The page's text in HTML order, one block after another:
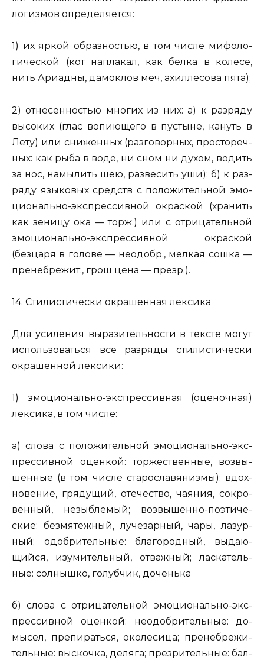
ло­гиз­мов опре­де­ля­ет­ся:
1) их яркой об­раз­но­стью, в том числе ми­фо­ло­
ги­че­ской (кот на­пла­кал, как белка в ко­ле­се,
нить Ари­ад­ны, да­мо­клов меч, ахил­ле­со­ва пята);
2) от­не­сен­но­стью мно­гих из них: а) к раз­ря­ду
вы­со­ких (глас во­пи­ю­ще­го в пу­сты­не, ка­нуть в
Лету) или сни­жен­ных (раз­го­вор­ных, про­сто­реч­
ных: как рыба в воде, ни сном ни духом, во­дить
за нос, на­мы­лить шею, раз­ве­сить уши); б) к раз­
ря­ду язы­ко­вых средств с по­ло­жи­тель­ной эмо­
ци­о­наль­но-экс­прес­сив­ной окрас­кой (хра­нить
как зе­ни­цу ока — торж.) или с от­ри­ца­тель­ной
эмо­ци­о­наль­но-экс­прес­сив­ной окрас­кой
(безцаря в го­ло­ве — не­одобр., мел­кая сошка —
пре­не­бре­жит., грош цена — презр.).
14. Сти­ли­сти­че­ски окра­шен­ная лек­си­ка
Для уси­ле­ния вы­ра­зи­тель­но­сти в тек­сте могут
ис­поль­зо­вать­ся все раз­ря­ды сти­ли­сти­че­ски
окра­шен­ной лек­си­ки:
1) эмо­ци­о­наль­но-экс­прес­сив­ная (оце­ноч­ная)
лек­си­ка, в том числе:
а) слова с по­ло­жи­тель­ной эмо­ци­о­наль­но-экс­
прес­сив­ной оцен­кой: тор­же­ствен­ные, воз­вы­
шен­ные (в том числе ста­ро­сла­вя­низ­мы): вдох­
но­ве­ние, гря­ду­щий, оте­че­ство, ча­я­ния, со­кро­
вен­ный, не­зыб­ле­мый; воз­вы­шен­но-по­э­ти­че­
ские: без­мя­теж­ный, лу­че­зар­ный, чары, ла­зур­
ный; одоб­ри­тель­ные: бла­го­род­ный, вы­да­ю­
щий­ся, изу­ми­тель­ный, от­важ­ный; лас­ка­тель­
ные: сол­ныш­ко, го­луб­чик, до­чень­ка
б) слова с от­ри­ца­тель­ной эмо­ци­о­наль­но-экс­
прес­сив­ной оцен­кой: не­одоб­ри­тель­ные: до­
мы­сел, пре­пи­рать­ся, око­ле­си­ца; пре­не­бре­жи­
тель­ные: вы­скоч­ка, де­ля­га; пре­зри­тель­ные: бал­